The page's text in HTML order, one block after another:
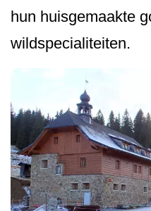
hun huisgemaakte
wildspecialiteiten.